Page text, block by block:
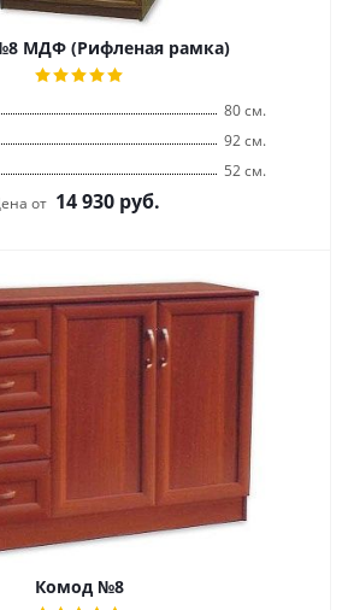
МДФ (Рифленая рамка)
80 см.
92 см.
52 см.
от 14 930 руб.
Комод №8